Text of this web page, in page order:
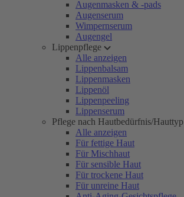
Augenmasken & -pads
Augenserum
Wimpernserum
Augengel
Lippenpflege
Alle anzeigen
Lippenbalsam
Lippenmasken
Lippenöl
Lippenpeeling
Lippenserum
Pflege nach Hautbedürfnis/Hauttyp
Alle anzeigen
Für fettige Haut
Für Mischhaut
Für sensible Haut
Für trockene Haut
Für unreine Haut